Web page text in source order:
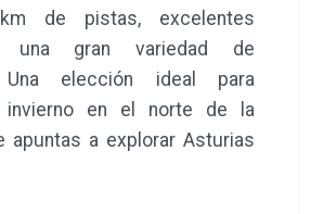
de pistas, excelentes
una gran variedad de
Una elección ideal para
invierno en el norte de la
apuntas a explorar Asturias